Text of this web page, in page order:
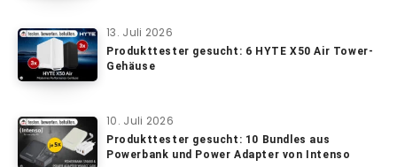
13. Juli 2026
Produkttester gesucht: 6 HYTE X50 Air Tower-
Gehäuse
10. Juli 2026
Produkttester gesucht: 10 Bundles aus
Powerbank und Power Adapter von Intenso